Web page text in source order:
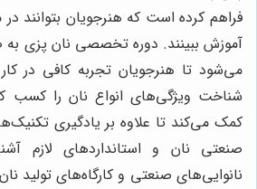
فراهم کرده است که هنرجویان بتوانند
آموزش ببینند. دوره تخصصی نان پزی به
می‌شود تا هنرجویان تجربه کافی در
شناخت ویژگی‌های انواع نان را کسب
کمک می‌کند تا علاوه بر یادگیری
صنعتی نان و استانداردهای لازم
نانوایی‌های صنعتی و کارگاه‌های تولید